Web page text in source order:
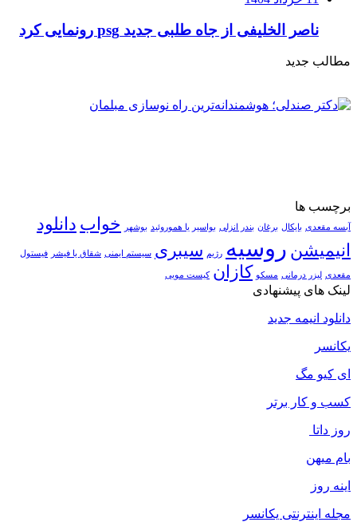
ناصر الخلیفی از جاه طلبی جدید psg رونمایی کرد
مطالب جدید
برچسب ها
آبسه مقعدی بایکال برغان بندر انزلی بواسیر یا هموروئید بوشهر خواب دانلود
انیمیشن روسیه رژیم سیبری سیستم ایمنی شقاق یا فیشر فیستول
مقعدی لیزر درمانی مسکو کازان کیست مویی
لینک های پیشنهادی
دانلود انیمه جدید
یکانسر
ای کیو مگ
کسب و کار برتر
روز داتا
بام میهن
اینه روز
مجله اینترنتی یکانسر